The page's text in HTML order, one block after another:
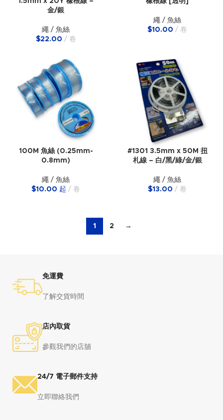
金/銀
繩 / 魚絲
$22.00 卷
繩 / 魚絲
$10.00 卷
100M 魚絲 (0.25mm-
0.8mm)
繩 / 魚絲
$10.00 起 卷
#1301 3.5mm x 50M 扭
札線 – 白/黑/綠/金/銀
繩 / 魚絲
$13.00 卷
1 2 →
免運費
了解交貨時間
店內取貨
參觀我們的店舖
24/7 電子郵件支持
立即聯絡我們